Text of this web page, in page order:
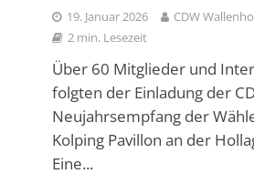
19. Januar 2026
CDW
2 min. Lesezeit
Über 60 Mitglieder und
folgten der Einladung der
Neujahrsempfang der
Kolping Pavillon an der
Eine...